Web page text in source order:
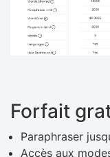
Forfait
Paraphraser
Accès aux